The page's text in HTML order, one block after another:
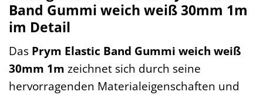
Band Gummi weich weiß 30mm 1m
im Detail
Das Prym Elastic Band Gummi weich weiß
30mm 1m zeichnet sich durch seine
hervorragenden Materialeigenschaften und